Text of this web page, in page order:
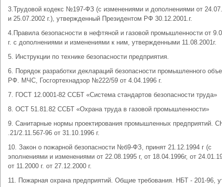
3.Трудовой кодекс №197-ФЗ (с изменениями и дополнениями от
и 25.07.2002 г.), утвержденный Президентом РФ 30.12.2001.г.
4.Правила безопасности в нефтяной и газовой промышленности от
г. с дополнениями и изменениями к ним, утвержденными 11.08.2001г.
5. Инструкции по технике безопасности предприятия.
6. Порядок разработки деклараций безопасности промышленного
РФ. МЧС, Госгортехнадзор №222/59 от 4.04.1996 г.
7. ГОСТ 12.0001-82 ССБТ «Система стандартов безопасности труда»
8. ОСТ 51.81.82 ССБТ «Охрана труда в газовой промышленности»
9. Санитарные нормы проектирования промышленных предприятий.
.21/2.11.567-96 от 31.10.1996 г.
10. Закон о пожарной безопасности №б9-ФЗ, принят 21.12.1994 г (с
эполнениями и изменениями от 22.08.1995 г, от 18.04.1996г, от
от 11.2000 г. от 27.12.2000 г.
11. Пожарная охрана предприятий. Общие требования. НБТ - 201-96,